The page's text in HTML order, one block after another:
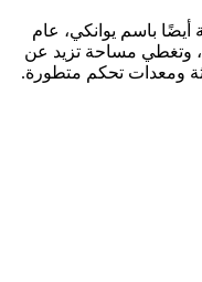
باسم يوانكي، عام
أكثر من 1000 موظف، وتغطي مساحة تزيد عن